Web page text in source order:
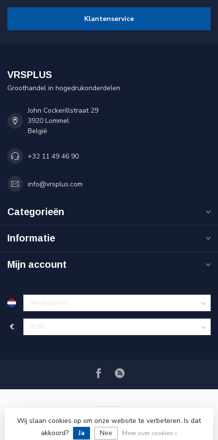
Klantenservice
VRSPLUS
Groothandel in hogedrukonderdelen
John Cockerillstraat 29
3920 Lommel
België
+32 11 49 46 90
info@vrsplus.com
Categorieën
Informatie
Mijn account
€
© Copyright 2026 VRSPLUS
Wij slaan cookies op om onze website te verbeteren. Is dat
akkoord?
Ja Nee Meer over cookies »